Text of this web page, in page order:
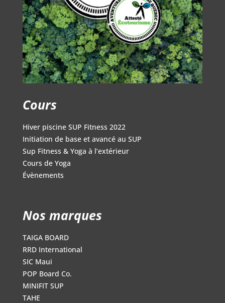
Cours
Hiver piscine SUP Fitness 2022
Initiation de base et avancé au SUP
Sup Fitness & Yoga à l’extérieur
Cours de Yoga
Évènements
Nos marques
TAIGA BOARD
RRD International
SIC Maui
POP Board Co.
MINIFIT SUP
TAHE